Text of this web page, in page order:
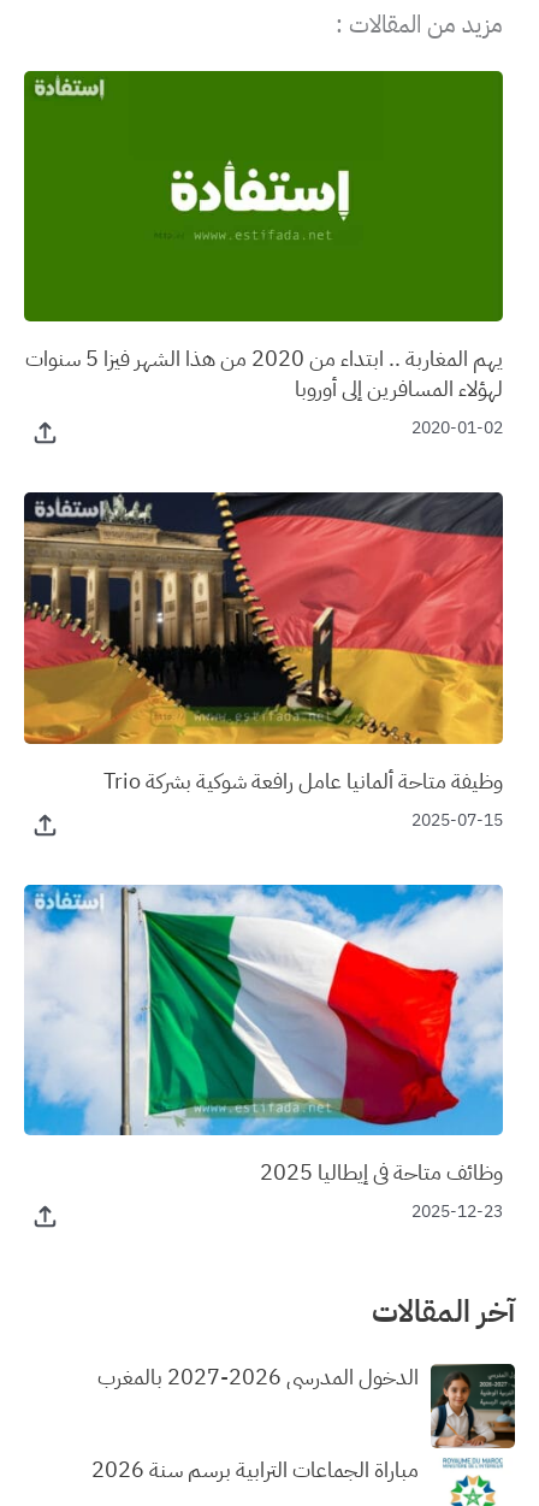
مزيد من المقالات :
يهم المغاربة .. ابتداء من 2020 من هذا الشهر فيزا 5 سنوات
لهؤلاء المسافرين إلى أوروبا
2020-01-02
وظيفة متاحة ألمانيا عامل رافعة شوكية بشركة Trio
2025-07-15
وظائف متاحة في إيطاليا 2025
2025-12-23
آخر المقالات
الدخول المدرسي 2026-2027 بالمغرب
مباراة الجماعات الترابية برسم سنة 2026